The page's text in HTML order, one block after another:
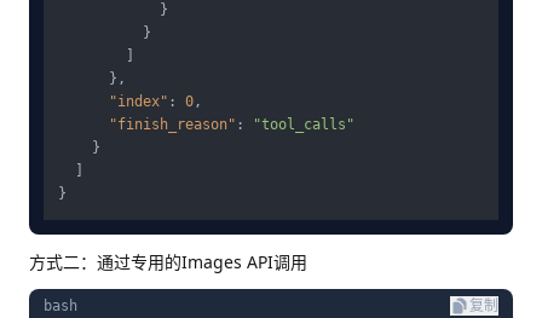
}
}
} ,
"index" : 0,
"finish_reason" :
"tool_calls"
}
}
方式二：通过专用的Images API调用
bash 复制